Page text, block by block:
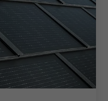
un IDUU univoco
sulle diverse
l’utente non
in modo chiaro.